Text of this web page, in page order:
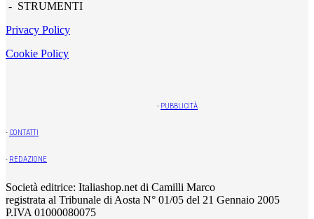
- STRUMENTI
Privacy Policy
Cookie Policy
- PUBBLICITÀ
- CONTATTI
- REDAZIONE
Società editrice: Italiashop.net di Camilli Marco
registrata al Tribunale di Aosta N° 01/05 del 21 Gennaio 2005
P.IVA 01000080075